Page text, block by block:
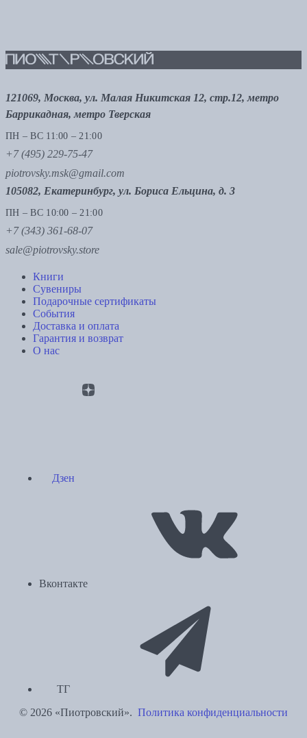
121069, Москва, ул. Малая Никитская 12, стр.12, метро
Баррикадная, метро Тверская
ПН – ВС 11:00 – 21:00
+7 (495) 229-75-47
piotrovsky.msk@gmail.com
105082, Екатеринбург, ул. Бориса Ельцина, д. 3
ПН – ВС 10:00 – 21:00
+7 (343) 361-68-07
sale@piotrovsky.store
Книги
Сувениры
Подарочные сертификаты
События
Доставка и оплата
Гарантия и возврат
О нас
Дзен
Вконтакте
ТГ
© 2026 «Пиотровский». Политика конфиденциальности